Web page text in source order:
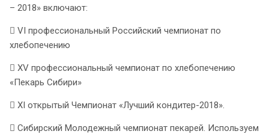
– 2018» включают:
 VI профессиональный Российский чемпионат по
хлебопечению
 XV профессиональный чемпионат по хлебопечению
«Пекарь Сибири»
 XI открытый Чемпионат «Лучший кондитер-2018».
 Сибирский Молодежный чемпионат пекарей. Используем